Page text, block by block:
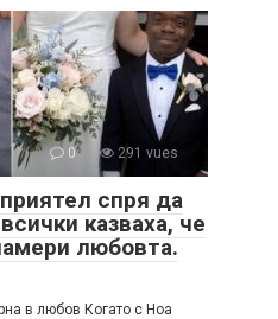
0 291 vues
спря да
казваха, че
любовта.
в любов Когато с Ноа